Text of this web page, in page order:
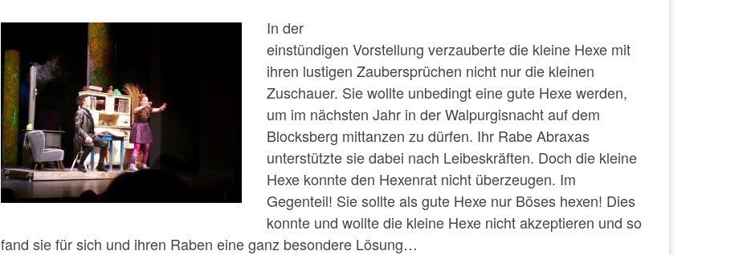
In der
einstündigen Vorstellung verzauberte die kleine Hexe mit
ihren lustigen Zaubersprüchen nicht nur die kleinen
Zuschauer. Sie wollte unbedingt eine gute Hexe werden,
um im nächsten Jahr in der Walpurgisnacht auf dem
Blocksberg mittanzen zu dürfen. Ihr Rabe Abraxas
unterstützte sie dabei nach Leibeskräften. Doch die kleine
Hexe konnte den Hexenrat nicht überzeugen. Im
Gegenteil! Sie sollte als gute Hexe nur Böses hexen! Dies
konnte und wollte die kleine Hexe nicht akzeptieren und so
fand sie für sich und ihren Raben eine ganz besondere Lösung…